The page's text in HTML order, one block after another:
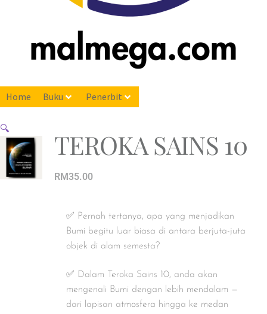
Home Buku Penerbit
🔍 TEROKA SAINS 10
RM35.00
✅ Pernah tertanya, apa yang menjadikan
Bumi begitu luar biasa di antara berjuta-juta
objek di alam semesta?
✅ Dalam Teroka Sains 10, anda akan
mengenali Bumi dengan lebih mendalam —
dari lapisan atmosfera hingga ke medan